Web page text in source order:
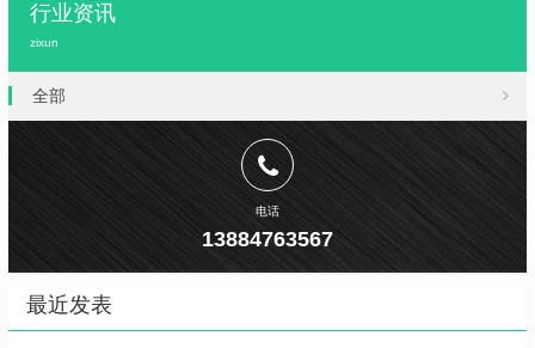
行业资讯
zixun
全部
电话
13884763567
最近发表